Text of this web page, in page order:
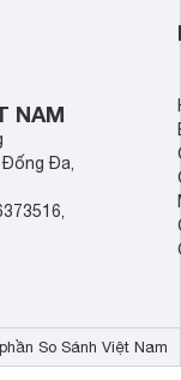
NAM
Đống Đa,
So Sánh Việt Nam